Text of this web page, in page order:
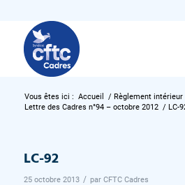
Vous êtes ici : Accueil / Règlement intérieur
Lettre des Cadres n°94 – octobre 2012 / LC-
LC-92
25 octobre 2013 / par CFTC Cadres